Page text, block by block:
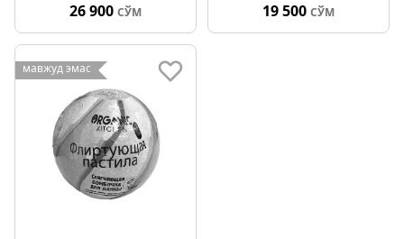
26 900 СЎМ 19 500 СЎМ
мавжуд эмас